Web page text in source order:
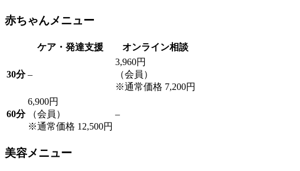
赤ちゃんメニュー
ケア・発達支援 オンライン相談
30分 –
3,960円
（会員）
※通常価格 7,200円
60分
6,900円
（会員）
※通常価格 12,500円
–
美容メニュー